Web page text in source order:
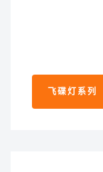
飞碟灯系列